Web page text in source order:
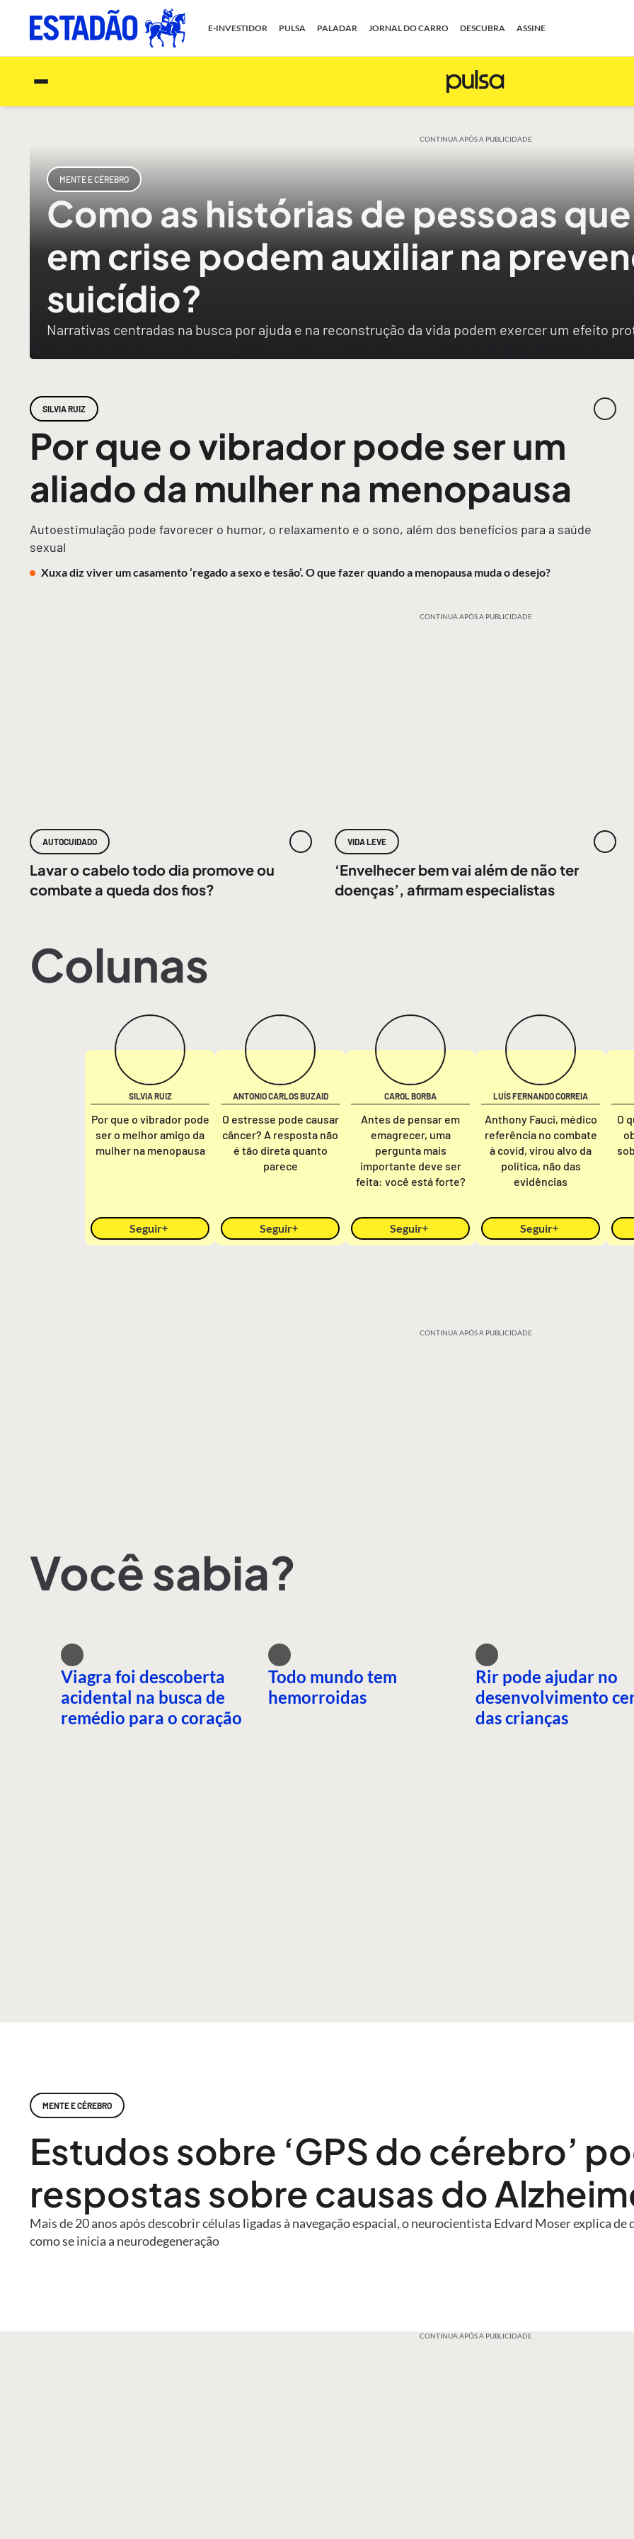
E-INVESTIDOR PULSA PALADAR JORNAL DO CARRO DESCUBRA ASSINE
CONTINUA APÓS A PUBLICIDADE
MENTE E CÉREBRO
Como as histórias de pessoas
em crise podem auxiliar na
suicídio?
Narrativas centradas na busca por ajuda e na reconstrução da vida podem exercer um efeito
SILVIA RUIZ
Por que o vibrador pode ser um
aliado da mulher na menopausa
Autoestimulação pode favorecer o humor, o relaxamento e o sono, além dos benefícios para a saúde
sexual
Xuxa diz viver um casamento ‘regado a sexo e tesão’. O que fazer quando a menopausa muda o desejo?
CONTINUA APÓS A PUBLICIDADE
AUTOCUIDADO
Lavar o cabelo todo dia promove ou
combate a queda dos fios?
VIDA LEVE
‘Envelhecer bem vai além de não ter
doenças’, afirmam especialistas
Colunas
SILVIA RUIZ
Por que o vibrador pode
ser o melhor amigo da
mulher na menopausa
Seguir
ANTONIO CARLOS BUZAID
O estresse pode causar
câncer? A resposta não
é tão direta quanto
parece
Seguir
CAROL BORBA
Antes de pensar em
emagrecer, uma
pergunta mais
importante deve ser
feita: você está forte?
Seguir
LUÍS FERNANDO CORREIA
Anthony Fauci, médico
referência no combate
à covid, virou alvo da
política, não das
evidências
Seguir
O
CONTINUA APÓS A PUBLICIDADE
Você sabia?
Viagra foi descoberta
acidental na busca de
remédio para o coração
Todo mundo tem
hemorroidas
Rir pode ajudar no
desenvolvimento
das crianças
MENTE E CÉREBRO
Estudos sobre ‘GPS do cérebro’
respostas sobre causas do
Mais de 20 anos após descobrir células ligadas à navegação espacial, o neurocientista Edvard Moser explica
como se inicia a neurodegeneração
CONTINUA APÓS A PUBLICIDADE